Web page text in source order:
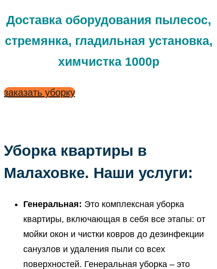
Доставка оборудования пылесос,
стремянка, гладильная установка,
химчистка 1000р
заказать уборку
Уборка квартиры в
Малаховке. Наши услуги:
Генеральная: Это комплексная уборка
квартиры, включающая в себя все этапы: от
мойки окон и чистки ковров до дезинфекции
санузлов и удаления пыли со всех
поверхностей. Генеральная уборка – это